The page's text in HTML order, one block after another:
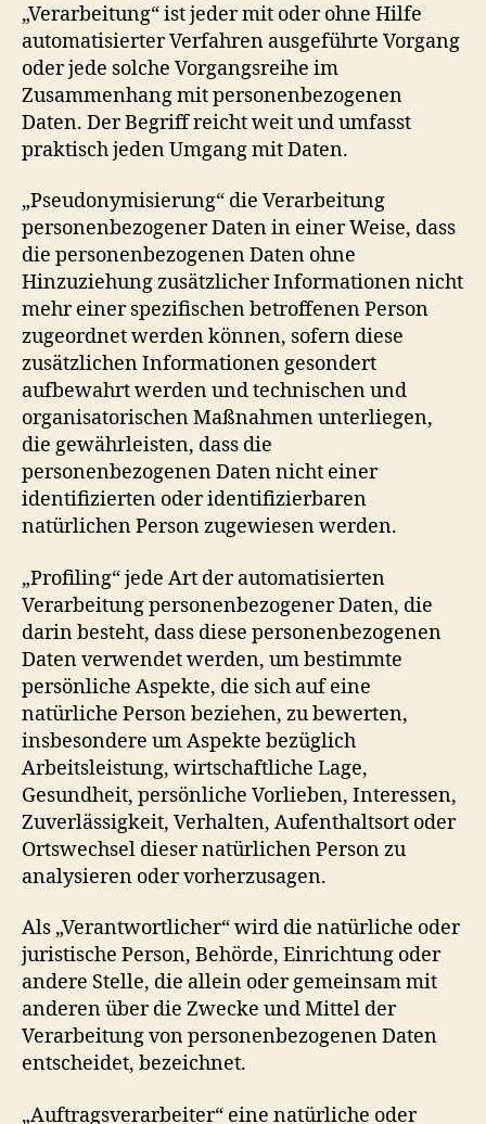
„Verarbeitung“ ist jeder mit oder ohne Hilfe
automatisierter Verfahren ausgeführte Vorgang
oder jede solche Vorgangsreihe im
Zusammenhang mit personenbezogenen
Daten. Der Begriff reicht weit und umfasst
praktisch jeden Umgang mit Daten.
„Pseudonymisierung“ die Verarbeitung
personenbezogener Daten in einer Weise, dass
die personenbezogenen Daten ohne
Hinzuziehung zusätzlicher Informationen nicht
mehr einer spezifischen betroffenen Person
zugeordnet werden können, sofern diese
zusätzlichen Informationen gesondert
aufbewahrt werden und technischen und
organisatorischen Maßnahmen unterliegen,
die gewährleisten, dass die
personenbezogenen Daten nicht einer
identifizierten oder identifizierbaren
natürlichen Person zugewiesen werden.
„Profiling“ jede Art der automatisierten
Verarbeitung personenbezogener Daten, die
darin besteht, dass diese personenbezogenen
Daten verwendet werden, um bestimmte
persönliche Aspekte, die sich auf eine
natürliche Person beziehen, zu bewerten,
insbesondere um Aspekte bezüglich
Arbeitsleistung, wirtschaftliche Lage,
Gesundheit, persönliche Vorlieben, Interessen,
Zuverlässigkeit, Verhalten, Aufenthaltsort oder
Ortswechsel dieser natürlichen Person zu
analysieren oder vorherzusagen.
Als „Verantwortlicher“ wird die natürliche oder
juristische Person, Behörde, Einrichtung oder
andere Stelle, die allein oder gemeinsam mit
anderen über die Zwecke und Mittel der
Verarbeitung von personenbezogenen Daten
entscheidet, bezeichnet.
„Auftragsverarbeiter“ eine natürliche oder